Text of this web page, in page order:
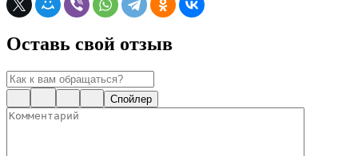
Оставь свой отзыв
Спойлер